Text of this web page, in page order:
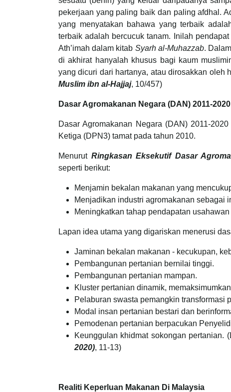
pekerjaan yang paling baik dan paling afdhal.
yang menyatakan bahawa yang terbaik
terbaik adalah bercucuk tanam. Inilah
Ath’imah dalam kitab Syarh al-Muhazzab.
di akhirat hanyalah khusus bagi kaum
yang dicuri dari hartanya, atau dirosakkan oleh
Muslim ibn al-Hajjaj, 10/457)
Dasar Agromakanan Negara (DAN) 2011-2020
Dasar Agromakanan Negara (DAN) 2011-
Ketiga (DPN3) tamat pada tahun 2010.
Menurut Ringkasan Eksekutif Dasar
seperti berikut:
Menjamin bekalan makanan yang
Menjadikan industri agromakanan sebagai
Meningkatkan tahap pendapatan usahawan
Lapan idea utama yang digariskan menerusi
Jaminan bekalan makanan - kecukupan,
Pembangunan pertanian bernilai tinggi.
Pembangunan pertanian mampan.
Kluster pertanian dinamik,
Pelaburan swasta pemangkin transformasi
Modal insan pertanian bestari dan
Pemodenan pertanian berpacukan
Keunggulan khidmat sokongan pertanian.
2020), 11-13)
Realiti Keperluan Makanan Di Malaysia